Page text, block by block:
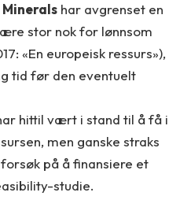
Minerals har avgrenset en
stor nok for lønnsom
«En europeisk ressurs»),
tid før den eventuelt
hittil vært i stand til å få i
men ganske straks
på å finansiere et
studie.